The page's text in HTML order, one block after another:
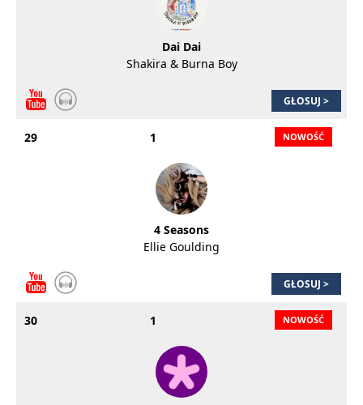
Dai Dai
Shakira & Burna Boy
GŁOSUJ >
29 1
4 Seasons
Ellie Goulding
GŁOSUJ >
30 1